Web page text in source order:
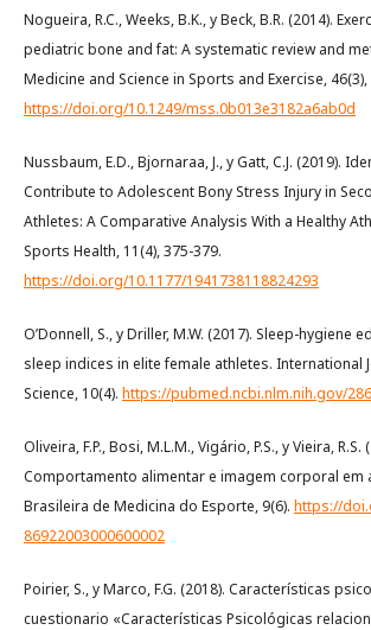
Nogueira, R.C., Weeks, B.K., y Beck, B.R. (2014).
pediatric bone and fat: A systematic review and
Medicine and Science in Sports and Exercise, 46(3),
https://doi.org/10.1249/mss.0b013e3182a6ab0d
Nussbaum, E.D., Bjornaraa, J., y Gatt, C.J. (2019).
Contribute to Adolescent Bony Stress Injury in
Athletes: A Comparative Analysis With a Healthy
Sports Health, 11(4), 375-379.
https://doi.org/10.1177/1941738118824293
O’Donnell, S., y Driller, M.W. (2017). Sleep-hygiene
sleep indices in elite female athletes. International
Science, 10(4). https://pubmed.ncbi.nlm.nih.gov/
Oliveira, F.P., Bosi, M.L.M., Vigário, P.S., y Vieira, R.S.
Comportamento alimentar e imagem corporal em
Brasileira de Medicina do Esporte, 9(6). https://
86922003000600002
Poirier, S., y Marco, F.G. (2018). Características
cuestionario «Características Psicológicas